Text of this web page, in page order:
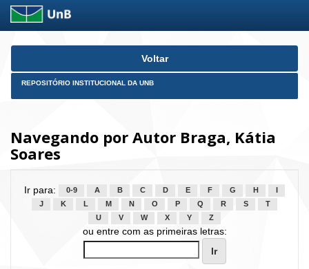
Skip
Voltar
REPOSITÓRIO INSTITUCIONAL DA UNB
Navegando por Autor Braga, Kátia
Soares
Ir para: 0-9 A B C D E F G H
J
K L M N O P Q R S
T
U
V W X Y Z
ou entre com as primeiras letras: